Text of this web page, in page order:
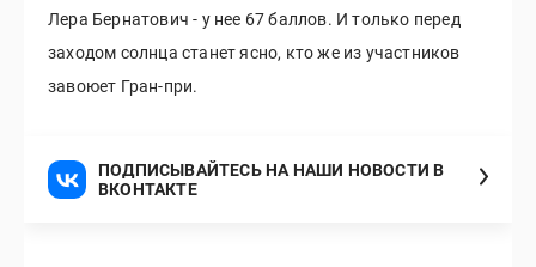
Лера Бернатович - у нее 67 баллов. И только перед
заходом солнца станет ясно, кто же из участников
завоюет Гран-при.
ПОДПИСЫВАЙТЕСЬ НА НАШИ НОВОСТИ В
ВКОНТАКТЕ